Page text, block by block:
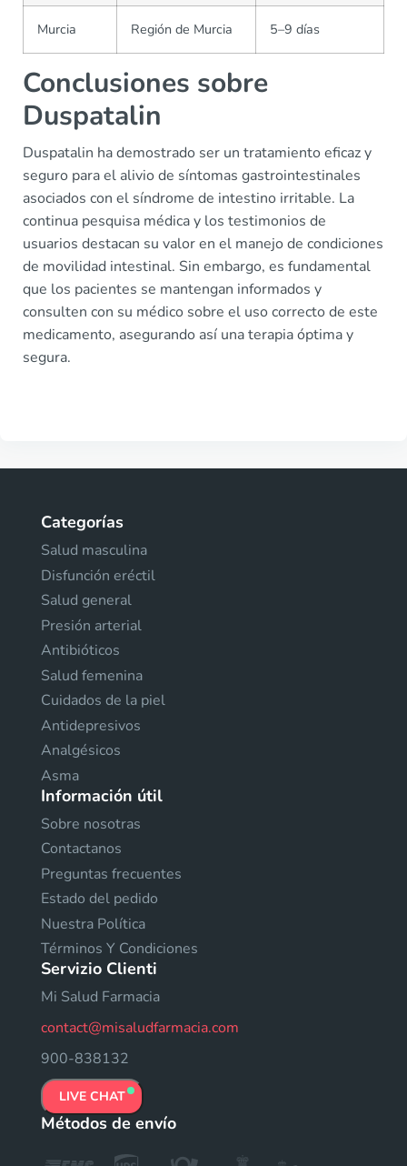
Murcia Región de Murcia 5–9 días
Conclusiones sobre
Duspatalin
Duspatalin ha demostrado ser un tratamiento eficaz y
seguro para el alivio de síntomas gastrointestinales
asociados con el síndrome de intestino irritable. La
continua pesquisa médica y los testimonios de
usuarios destacan su valor en el manejo de condiciones
de movilidad intestinal. Sin embargo, es fundamental
que los pacientes se mantengan informados y
consulten con su médico sobre el uso correcto de este
medicamento, asegurando así una terapia óptima y
segura.
Categorías
Salud masculina
Disfunción eréctil
Salud general
Presión arterial
Antibióticos
Salud femenina
Cuidados de la piel
Antidepresivos
Analgésicos
Asma
Información útil
Sobre nosotras
Contactanos
Preguntas frecuentes
Estado del pedido
Nuestra Política
Términos Y Condiciones
Servizio Clienti
Mi Salud Farmacia
contact@misaludfarmacia.com
900-838132
LIVE CHAT
Métodos de envío